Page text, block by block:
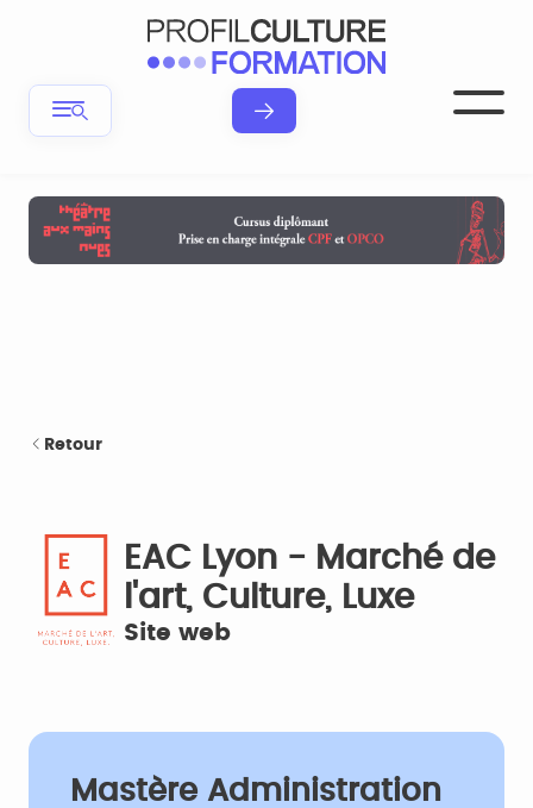
Retour
EAC Lyon - Marché de
l'art, Culture, Luxe
Site web
Mastère Administration